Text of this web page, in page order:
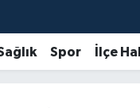
Spor İlçe